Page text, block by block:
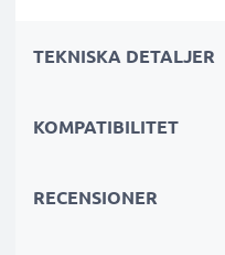
mer därtill. Det är därför
Det hållbara valet
TEKNISKA DETALJER
KOMPATIBILITET
RECENSIONER